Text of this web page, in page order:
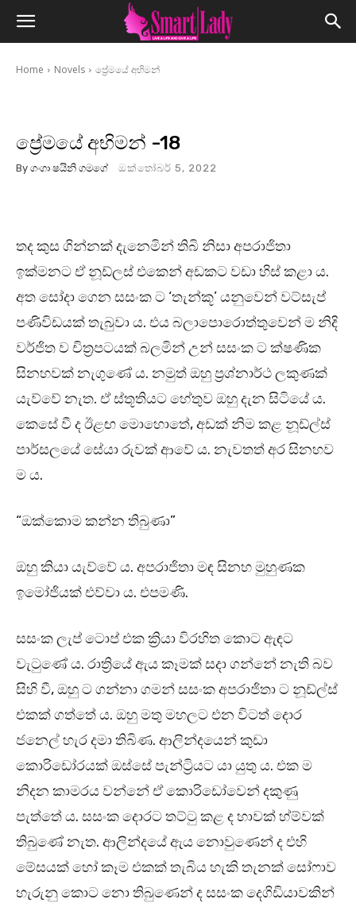
Home Novels ප්‍රේමයේ අභිමන්
ප්‍රේමයේ අභිමන් -18
By ගංගා ෂයිනි ගමගේ ඔක්තෝබර් 5, 2022
තද කුස ගින්නක් දැනෙමින් තිබි නිසා අපරාජිතා
ඉක්මනට ඒ නූඩ්ලස් එකෙන් අඩකට වඩා හිස් කළා ය.
අත සෝදා ගෙන සසංක ට ‘තැන්කූ’ යනුවෙන් වට්සැප්
පණිවිඩයක් තැබුවා ය. එය බලාපොරොත්තුවෙන් ම නිදි
වර්ජිත ව චිත්‍රපටයක් බලමින් උන් සසංක ට ක්ෂණික
සිනහවක් නැගුණේ ය. නමුත් ඔහු ප්‍රශ්නාර්ථ ලකුණක්
යැව්වේ නැත. ඒ ස්තූතියට හේතුව ඔහු දැන සිටියේ ය.
කෙසේ වී ද ඊළඟ මොහොතේ, අඩක් නිම කළ නූඩ්ල්ස්
පාර්සලයේ සේයා රුවක් ආවේ ය. නැවතත් අර සිනහව
ම ය.
“ඔක්කොම කන්න තිබුණා”
ඔහු කියා යැව්වේ ය. අපරාජිතා මඳ සිනහ මුහුණක
ඉමෝජියක් එව්වා ය. එපමණි.
සසංක ලැප් ටොප් එක ක්‍රියා විරහිත කොට ඇඳට
වැටුණේ ය. රාත්‍රියේ ඇය කෑමක් සදා ගන්නේ නැති බව
සිහි වී, ඔහු ට ගන්නා ගමන් සසංක අපරාජිතා ට නූඩ්ල්ස්
එකක් ගත්තේ ය. ඔහු මතු මහලට එන විටත් දොර
ජනෙල් හැර දමා තිබිණ. ආලින්දයෙන් කුඩා
කොරිඩෝරයක් ඔස්සේ පැන්ට්‍රියට යා යුතු ය. එක ම
නිදන කාමරය වන්නේ ඒ කොරිඩෝවෙන් දකුණු
පැත්තේ ය. සසංක දොරට තට්ටු කළ ද හාවක් හ්ම්වක්
තිබුණේ නැත. ආලින්දයේ ඇය නොවුණෙන් ද එහි
මේසයක් හෝ කෑම එකක් තැබිය හැකි තැනක් සෝෆාව
හැරුනු කොට නො තිබුණෙන් ද සසංක දෙගිඩියාවකින්